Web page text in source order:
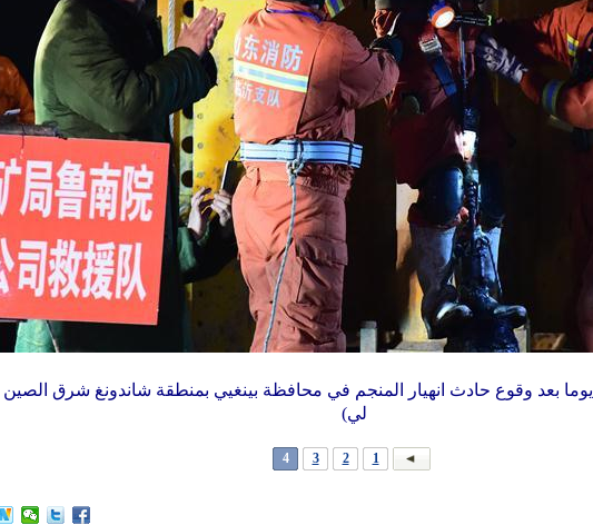
تم إنقاذ 4 عمال منجم محاصرين 36 يوما بعد وقوع حادث انهيار المنجم في محافظة بينغيي بمنطقة شاندونغ
لي)
1
2
3
4